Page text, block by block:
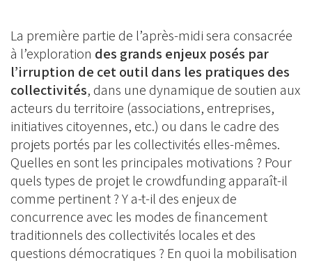
La première partie de l’après-midi sera consacrée
à l’exploration des grands enjeux posés par
l’irruption de cet outil dans les pratiques des
collectivités, dans une dynamique de soutien aux
acteurs du territoire (associations, entreprises,
initiatives citoyennes, etc.) ou dans le cadre des
projets portés par les collectivités elles-mêmes.
Quelles en sont les principales motivations ? Pour
quels types de projet le crowdfunding apparaît-il
comme pertinent ? Y a-t-il des enjeux de
concurrence avec les modes de financement
traditionnels des collectivités locales et des
questions démocratiques ? En quoi la mobilisation